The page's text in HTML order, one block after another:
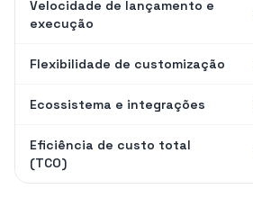
Velocidade de lançamento e
execução
Flexibilidade de customização
Ecossistema e integrações
Eficiência de custo total
(TCO)